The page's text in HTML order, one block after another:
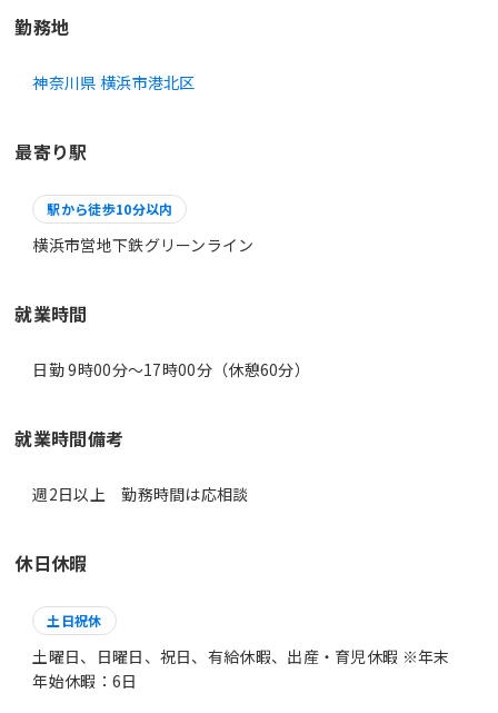
勤務地
神奈川県 横浜市港北区
最寄り駅
駅から徒歩10分以内
横浜市営地下鉄グリーンライン
就業時間
日勤 9時00分〜17時00分（休憩60分）
就業時間備考
休日休暇
土日祝休
土曜日、日曜日、祝日、有給休暇、出産・育児休暇 ※年末
年始休暇：6日